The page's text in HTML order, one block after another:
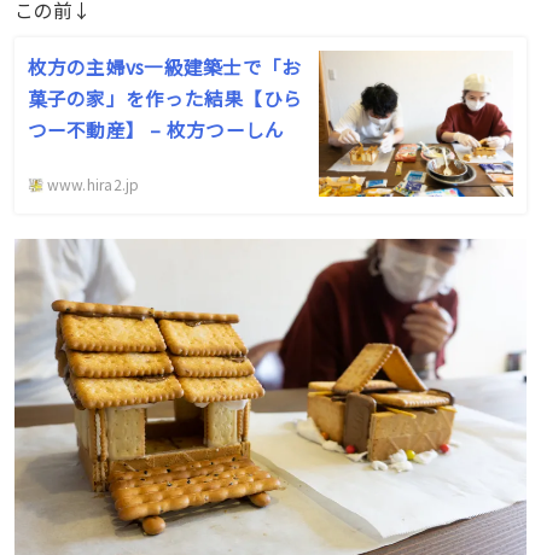
この前↓
枚方の主婦vs一級建築士で「お
菓子の家」を作った結果【ひら
つー不動産】 – 枚方つーしん
www.hira2.jp